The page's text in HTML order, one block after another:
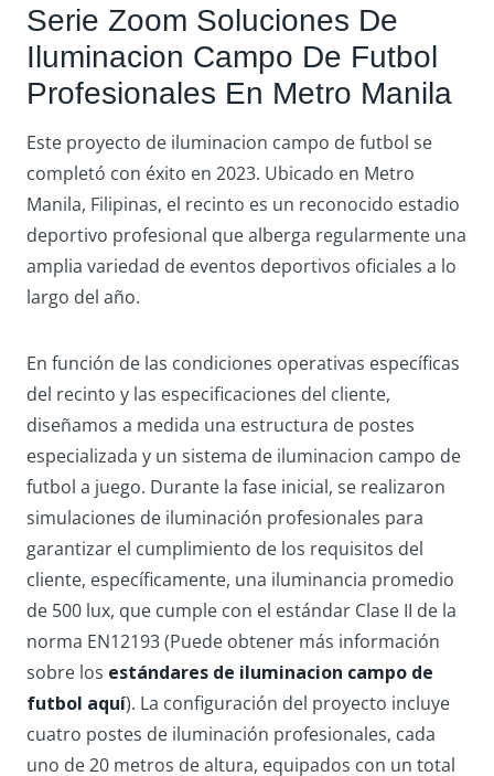
Serie Zoom Soluciones De
Iluminacion Campo De Futbol
Profesionales En Metro Manila
Este proyecto de iluminacion campo de futbol se
completó con éxito en 2023. Ubicado en Metro
Manila, Filipinas, el recinto es un reconocido estadio
deportivo profesional que alberga regularmente una
amplia variedad de eventos deportivos oficiales a lo
largo del año.
En función de las condiciones operativas específicas
del recinto y las especificaciones del cliente,
diseñamos a medida una estructura de postes
especializada y un sistema de iluminacion campo de
futbol a juego. Durante la fase inicial, se realizaron
simulaciones de iluminación profesionales para
garantizar el cumplimiento de los requisitos del
cliente, específicamente, una iluminancia promedio
de 500 lux, que cumple con el estándar Clase II de la
norma EN12193 (Puede obtener más información
sobre los estándares de iluminacion campo de
futbol aquí). La configuración del proyecto incluye
cuatro postes de iluminación profesionales, cada
uno de 20 metros de altura, equipados con un total